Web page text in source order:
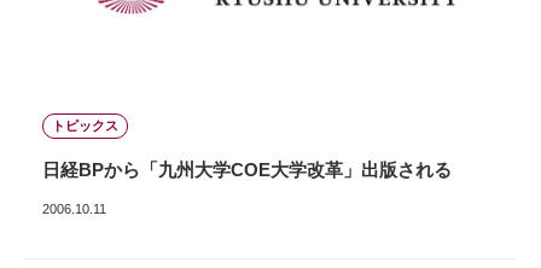
トピックス
日経BPから「九州大学COE大学改革」出版される
2006.10.11